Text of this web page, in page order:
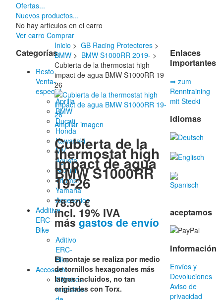
Ofertas...
Nuevos productos...
No hay artículos en el carro
Ver carro Comprar
Categorías
Resto
Venta-
especial
Aprilia
BMW
Ducati
Honda
Kawasaki
MV
Agusta
Suzuki
Triumph
Yamaha
Accesorios
Additive-
ERC-
Bike
Aditivo
ERC-
Bike
Accossato
Cilindros
maestros
Inicio > GB Racing Protectores>
BMW> BMW S1000RR 2019- >
Cubierta de la thermostat high
impact de agua BMW S1000RR 19-
26
Ampliar imagen
Cubierta de la
thermostat high
impact de agua
BMW S1000RR
19-26
78.50 €
incl. 19% IVA
más gastos de envío
El montaje se realiza por medio
de tornillos hexagonales más
largos incluidos, no tan
originales con Torx.
Enlaces
Importantes
⇒ zum
Renntraining
mit Stecki
Idiomas
aceptamos
Información
Envíos y
Devoluciones
Aviso de
privacidad